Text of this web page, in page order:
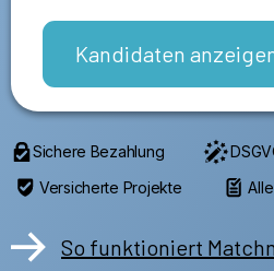
Kandidaten
Sichere Bezahlung
Versicherte Projekte
So funktioniert